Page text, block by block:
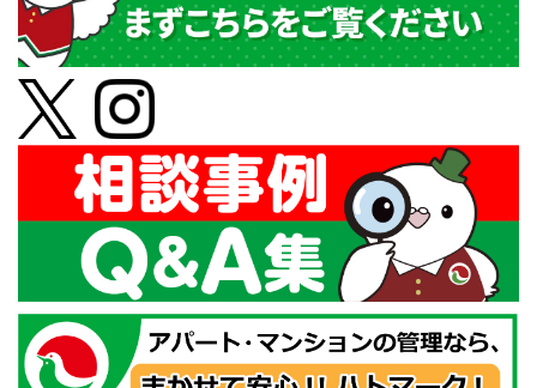
（３） ・法令に違反する場合。
個人情報の開示等のご請求、苦情及びご相談がある場合
は、以下の「お問い合わせ窓口」へご連絡いただきます
ようお願いいたします。ご本人からの請求であることを
確認させていただいた上で、適切かつ迅速な対応を行い
ます。
【お問い合わせ窓口】
愛知宅建サポート株式会社
電話： ０５２－５２２－２６２５
ＦＡＸ： ０５２－５２１－１８３７
※方法は当社の定めによります。